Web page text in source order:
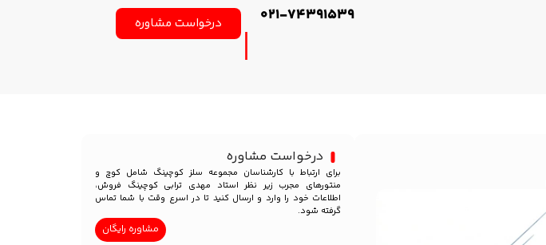
021-74391539 درخواست مشاوره
درخواست مشاوره
برای ارتباط با کارشناسان مجموعه سلز کوچینگ شامل کوچ و
منتورهای مجرب زیر نظر استاد مهدی ترابی کوچینگ فروش،
اطلاعات خود را وارد و ارسال کنید تا در اسرع وقت با شما تماس
گرفته شود.
مشاوره رایگان